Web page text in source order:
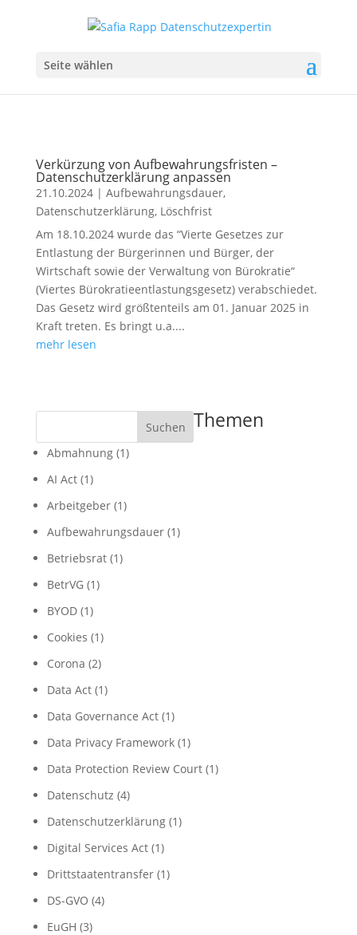
Seite wählen
Verkürzung von Aufbewahrungsfristen –
Datenschutzerklärung anpassen
21.10.2024| Aufbewahrungsdauer,
Datenschutzerklärung, Löschfrist
Am 18.10.2024 wurde das “Vierte Gesetzes zur
Entlastung der Bürgerinnen und Bürger, der
Wirtschaft sowie der Verwaltung von Bürokratie“
(Viertes Bürokratieentlastungsgesetz) verabschiedet.
Das Gesetz wird größtenteils am 01. Januar 2025 in
Kraft treten. Es bringt u.a....
mehr lesen
Suchen Themen
Abmahnung(1)
AI Act(1)
Arbeitgeber(1)
Aufbewahrungsdauer(1)
Betriebsrat(1)
BetrVG(1)
BYOD(1)
Cookies (1)
Corona (2)
Data Act(1)
Data Governance Act(1)
Data Privacy Framework(1)
Data Protection Review Court(1)
Datenschutz (4)
Datenschutzerklärung(1)
Digital Services Act(1)
Drittstaatentransfer(1)
DS-GVO (4)
EuGH (3)